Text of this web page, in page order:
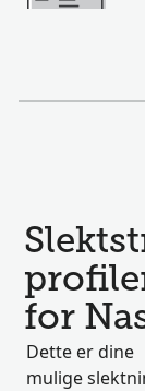
for
Dette er dine
mulige